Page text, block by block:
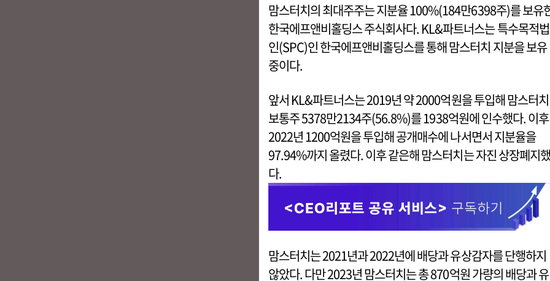
맘스터치의 최대주주는 지분율 100%(184만6398주)를 보유
한국에프앤비홀딩스 주식회사다. KL&파트너스는 특수목적법
인(SPC)인 한국에프앤비홀딩스를 통해 맘스터치 지분을 보유
중이다.
앞서 KL&파트너스는 2019년 약 2000억원을 투입해 맘스터치
보통주 5378만2134주(56.8%)를 1938억원에 인수했다. 이후
2022년 1200억원을 투입해 공개매수에 나서면서 지분율을
97.94%까지 올렸다. 이후 같은해 맘스터치는 자진 상장폐지했
다.
맘스터치는 2021년과 2022년에 배당과 유상감자를 단행하지
않았다. 다만 2023년 맘스터치는 총 870억원 가량의 배당과 유